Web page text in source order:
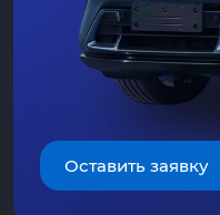
Оставить заявку